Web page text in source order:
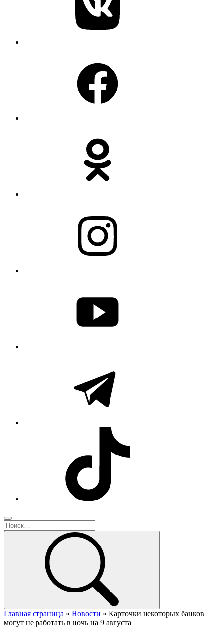
Главная страница » Новости » Карточки некоторых банков
могут не работать в ночь на 9 августа